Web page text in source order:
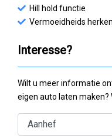
Hill hold functie
Vermoeidheids
Interesse?
Wilt u meer informatie
eigen auto laten maken?